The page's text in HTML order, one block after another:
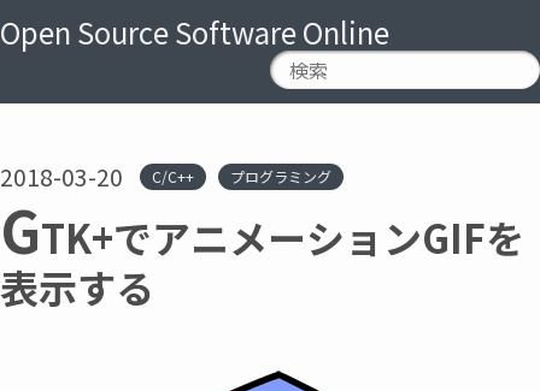
Open Source Software Online
2018-03-20 C/C++ プログラミング
GTK+でアニメーションGIFを
表示する